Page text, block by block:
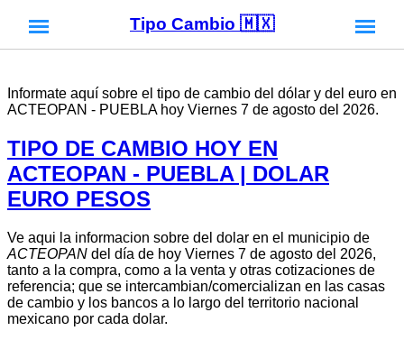
Tipo Cambio 🇲🇽
Informate aquí sobre el tipo de cambio del dólar y del euro en
ACTEOPAN - PUEBLA hoy Viernes 7 de agosto del 2026.
TIPO DE CAMBIO HOY EN
ACTEOPAN - PUEBLA | DOLAR
EURO PESOS
Ve aqui la informacion sobre del dolar en el municipio de
ACTEOPAN del día de hoy Viernes 7 de agosto del 2026,
tanto a la compra, como a la venta y otras cotizaciones de
referencia; que se intercambian/comercializan en las casas
de cambio y los bancos a lo largo del territorio nacional
mexicano por cada dolar.